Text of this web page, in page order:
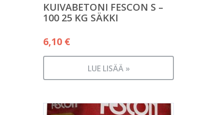
KUIVABETONI FESCON S –
100 25 KG SÄKKI
6,10 €
LUE LISÄÄ »